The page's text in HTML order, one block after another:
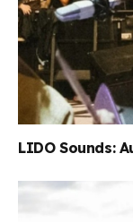
LIDO Sounds: